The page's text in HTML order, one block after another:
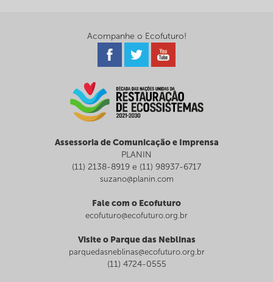
Acompanhe o Ecofuturo!
Assessoria de Comunicação e Imprensa
PLANIN
(11) 2138-8919 e (11) 98937-6717
suzano@planin.com
Fale com o Ecofuturo
ecofuturo@ecofuturo.org.br
Visite o Parque das Neblinas
parquedasneblinas@ecofuturo.org.br
(11) 4724-0555